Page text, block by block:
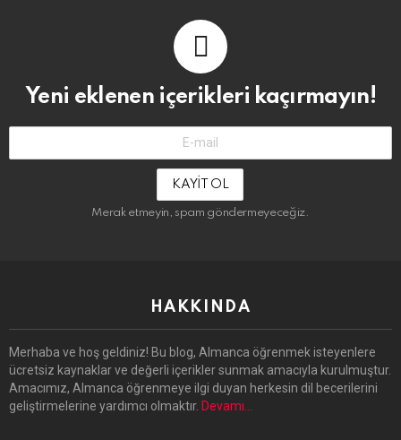
Yeni eklenen içerikleri kaçırmayın!
Adresin:
Merak etmeyin, spam göndermeyeceğiz.
HAKKINDA
Merhaba ve hoş geldiniz! Bu blog, Almanca öğrenmek isteyenlere
ücretsiz kaynaklar ve değerli içerikler sunmak amacıyla kurulmuştur.
Amacımız, Almanca öğrenmeye ilgi duyan herkesin dil becerilerini
geliştirmelerine yardımcı olmaktır. Devamı…